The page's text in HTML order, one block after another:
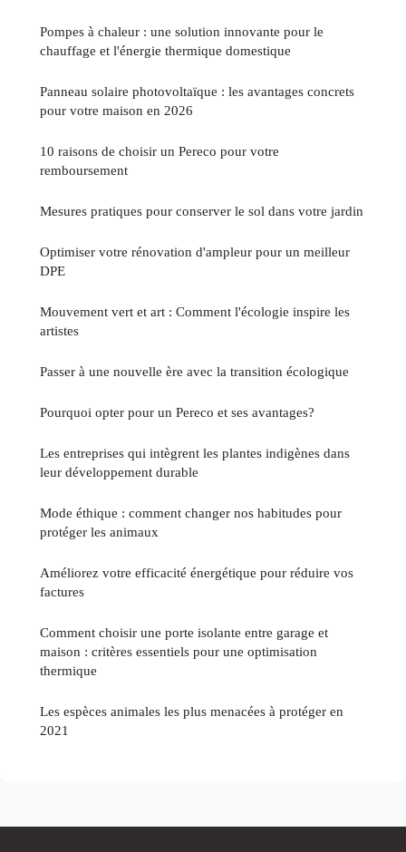
Pompes à chaleur : une solution innovante pour le
chauffage et l'énergie thermique domestique
Panneau solaire photovoltaïque : les avantages concrets
pour votre maison en 2026
10 raisons de choisir un Pereco pour votre
remboursement
Mesures pratiques pour conserver le sol dans votre jardin
Optimiser votre rénovation d'ampleur pour un meilleur
DPE
Mouvement vert et art : Comment l'écologie inspire les
artistes
Passer à une nouvelle ère avec la transition écologique
Pourquoi opter pour un Pereco et ses avantages?
Les entreprises qui intègrent les plantes indigènes dans
leur développement durable
Mode éthique : comment changer nos habitudes pour
protéger les animaux
Améliorez votre efficacité énergétique pour réduire vos
factures
Comment choisir une porte isolante entre garage et
maison : critères essentiels pour une optimisation
thermique
Les espèces animales les plus menacées à protéger en
2021